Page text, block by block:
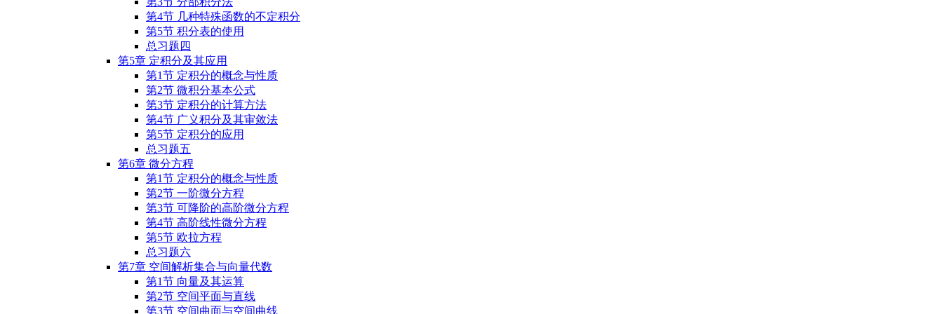
第4节 几种特殊函数的不定积分
第5节 积分表的使用
总习题四
第5章 定积分及其应用
第1节 定积分的概念与性质
第2节 微积分基本公式
第3节 定积分的计算方法
第4节 广义积分及其审敛法
第5节 定积分的应用
总习题五
第6章 微分方程
第1节 定积分的概念与性质
第2节 一阶微分方程
第3节 可降阶的高阶微分方程
第4节 高阶线性微分方程
第5节 欧拉方程
总习题六
第7章 空间解析集合与向量代数
第1节 向量及其运算
第2节 空间平面与直线
第3节 空间曲面与空间曲线